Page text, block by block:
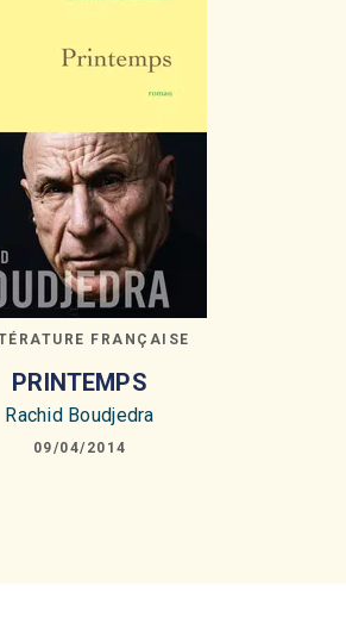
FRANÇAISE
PRINTEMPS
Rachid Boudjedra
09/04/2014